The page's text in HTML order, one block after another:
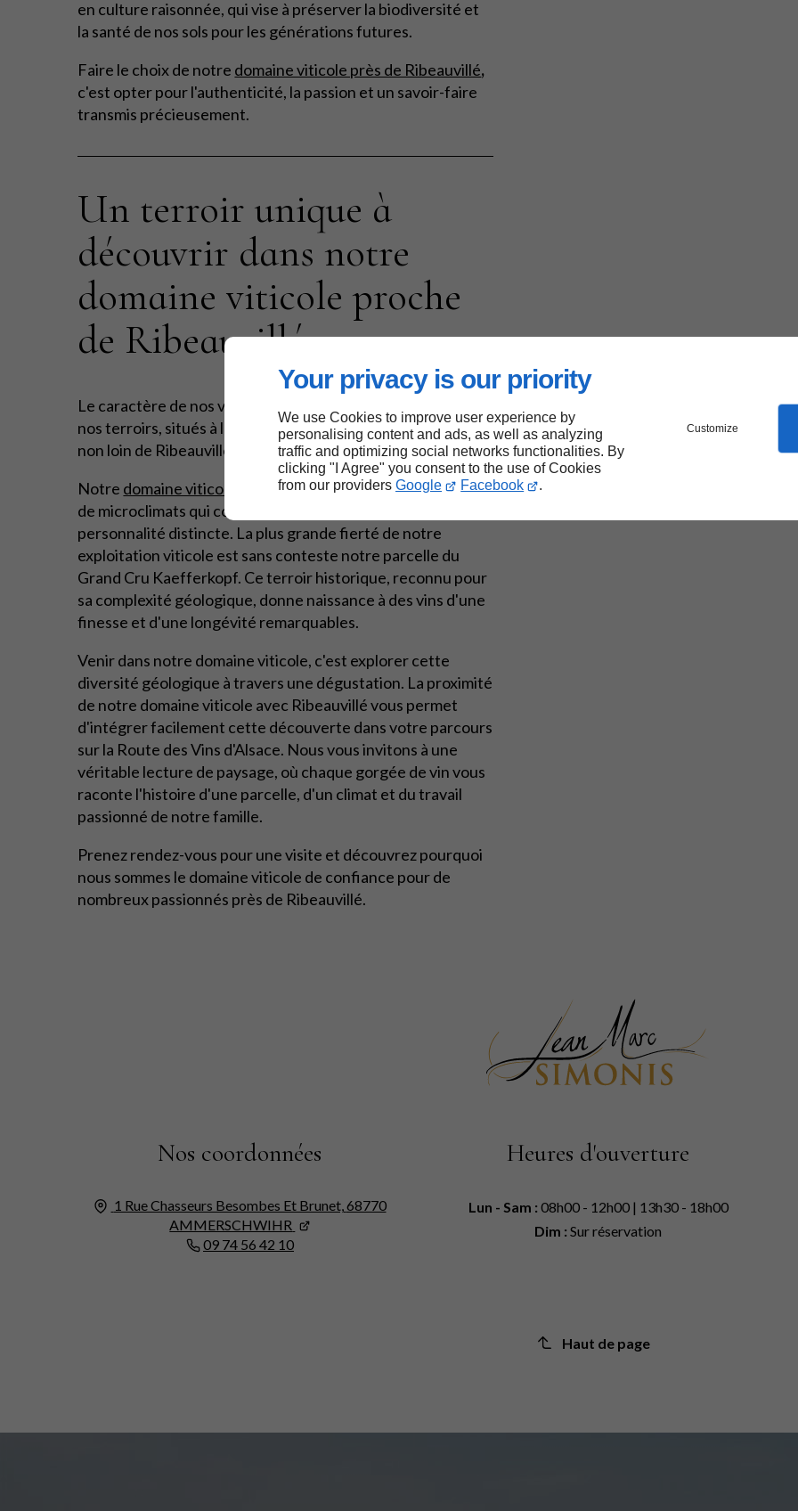
Your privacy is our priority
We use Cookies to improve user experience by
personalising content and ads, as well as analyzing
traffic and optimizing social networks functionalities. By
clicking "I Agree" you consent to the use of Cookies
from our providers Google Facebook .
Customize
en culture raisonnée, qui vise à préserver la biodiversité et
la santé de nos sols pour les générations futures.
Faire le choix de notre domaine viticole près de Ribeauvillé,
c'est opter pour l'authenticité, la passion et un savoir-faire
transmis précieusement.
Un terroir unique à
découvrir dans notre
domaine viticole proche
de Ribeauvillé
Le caractère de nos vins est indissociable de la richesse de
nos terroirs, situés à l'entrée de la vallée de Kaysersberg,
non loin de Ribeauvillé.
Notre domaine viticole
bénéficie d'une mosaïque de sols et
de microclimats qui confèrent à chaque cuvée une
personnalité distincte. La plus grande fierté de notre
exploitation viticole est sans conteste notre parcelle du
Grand Cru Kaefferkopf. Ce terroir historique, reconnu pour
sa complexité géologique, donne naissance à des vins d'une
finesse et d'une longévité remarquables.
Venir dans notre domaine viticole, c'est explorer cette
diversité géologique à travers une dégustation. La proximité
de notre domaine viticole avec Ribeauvillé vous permet
d'intégrer facilement cette découverte dans votre parcours
sur la Route des Vins d'Alsace. Nous vous invitons à une
véritable lecture de paysage, où chaque gorgée de vin vous
raconte l'histoire d'une parcelle, d'un climat et du travail
passionné de notre famille.
Prenez rendez-vous pour une visite et découvrez pourquoi
nous sommes le domaine viticole de confiance pour de
nombreux passionnés près de Ribeauvillé.
Nos coordonnées
1 Rue Chasseurs Besombes Et Brunet, 68770
AMMERSCHWIHR
09 74 56 42 10
Heures d'ouverture
Lun - Sam : 08h00 - 12h00 | 13h30 - 18h00
Dim : Sur réservation
Haut de page